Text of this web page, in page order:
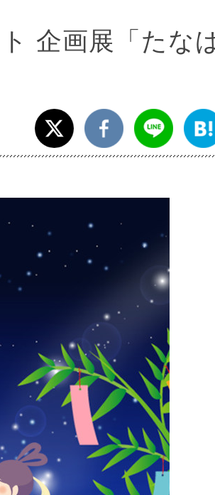
企画展「たな